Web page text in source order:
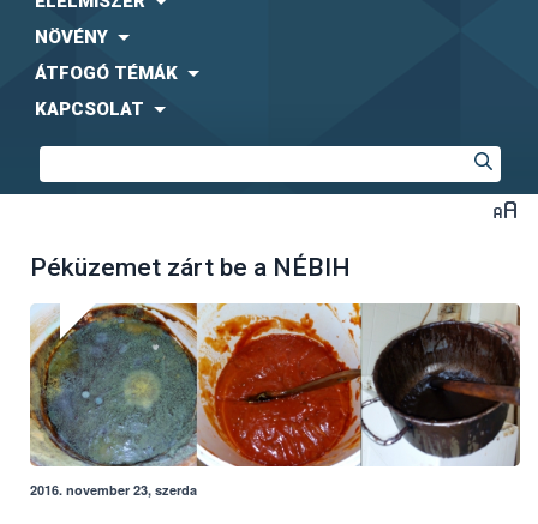
NÖVÉNY
ÁTFOGÓ TÉMÁK
KAPCSOLAT
Péküzemet zárt be a NÉBIH
2016. november 23, szerda